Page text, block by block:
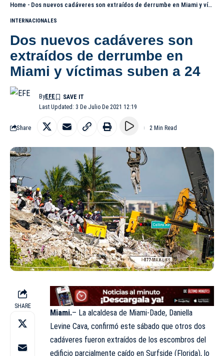
Home - Dos nuevos cadáveres son extraídos de derrumbe en Miami y víctimas suben a 24
INTERNACIONALES
Dos nuevos cadáveres son
extraídos de derrumbe en
Miami y víctimas suben a 24
Last Updated: 3 De Julio De 2021 12:19
ByEFE
Share 2 Min Read
SHARE
Miami.– La alcaldesa de Miami-Dade, Daniella
Levine Cava, confirmó este sábado que otros dos
cadáveres fueron extraídos de los escombros del
edificio parcialmente caído en Surfside (Florida), lo